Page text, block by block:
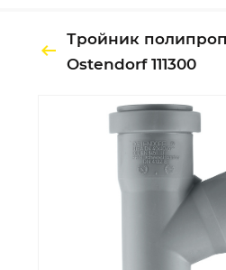
Тройник
Ostendorf 111300